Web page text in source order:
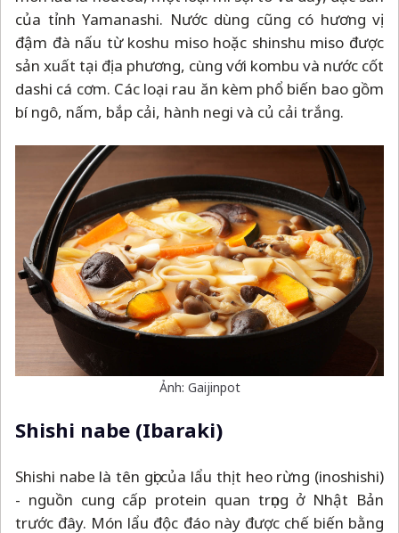
của tỉnh Yamanashi. Nước dùng cũng có hương vị
đậm đà nấu từ koshu miso hoặc shinshu miso được
sản xuất tại địa phương, cùng với kombu và nước cốt
dashi cá cơm. Các loại rau ăn kèm phổ biến bao gồm
bí ngô, nấm, bắp cải, hành negi và củ cải trắng.
Ảnh: Gaijinpot
Shishi nabe (Ibaraki)
Shishi nabe là tên gọi của lẩu thịt heo rừng (inoshishi)
- nguồn cung cấp protein quan trọng ở Nhật Bản
trước đây. Món lẩu độc đáo này được chế biến bằng